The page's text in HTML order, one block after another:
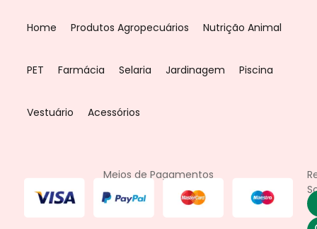
Home Produtos Agropecuários Nutrição Animal
PET Farmácia Selaria Jardinagem Piscina
Vestuário Acessórios
Meios de Pagamentos